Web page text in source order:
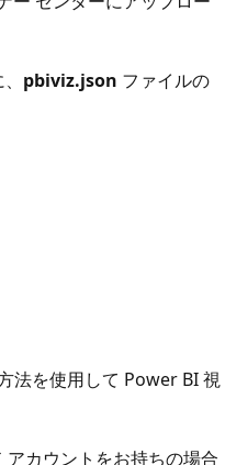
pbiviz.json ファイルの
法を使用して Power BI 視
カウントをお持ちの場合